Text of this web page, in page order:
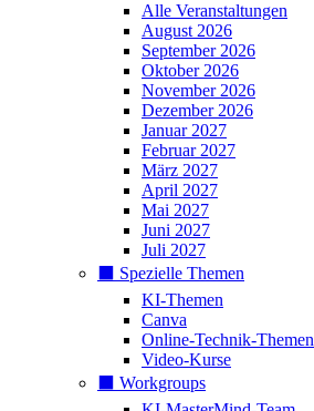
Alle Veranstaltungen
August 2026
September 2026
Oktober 2026
November 2026
Dezember 2026
Januar 2027
Februar 2027
März 2027
April 2027
Mai 2027
Juni 2027
Juli 2027
⬛️ Spezielle Themen
KI-Themen
Canva
Online-Technik-Themen
Video-Kurse
⬛️ Workgroups